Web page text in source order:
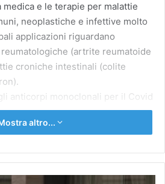
e le terapie per malattie
neoplastiche e infettive molto
applicazioni riguardano
reumatologiche (artrite reumatoide
croniche intestinali (colite
anticorpi monoclonali per il Covid
anche per i vaccini, la proteina
anticorpi bloccano in modo potente
altro...